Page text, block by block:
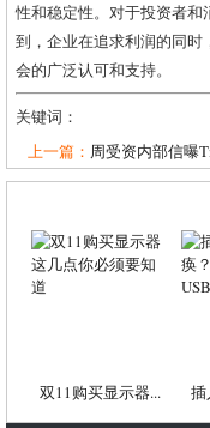
性和稳定性。对于投资者
到，企业在追求利润的同
会的广泛认可和支持。
关键词：
上一篇： 周受资内部信曝
双11购买显示器... 插